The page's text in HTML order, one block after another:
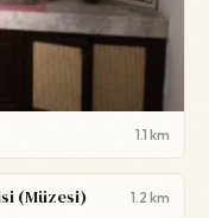
1.1 km
(Müzesi) 1.2 km